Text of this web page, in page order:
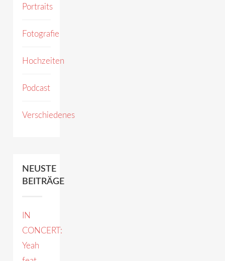
Portraits
Fotografie
Hochzeiten
Podcast
Verschiedenes
NEUSTE
BEITRÄGE
IN
CONCERT:
Yeah